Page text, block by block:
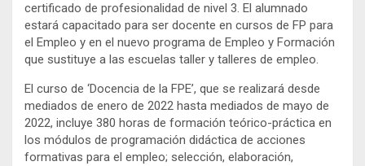
certificado de profesionalidad de nivel 3. El alumnado
estará capacitado para ser docente en cursos de FP para
el Empleo y en el nuevo programa de Empleo y Formación
que sustituye a las escuelas taller y talleres de empleo.
El curso de ‘Docencia de la FPE’, que se realizará desde
mediados de enero de 2022 hasta mediados de mayo de
2022, incluye 380 horas de formación teórico-práctica en
los módulos de programación didáctica de acciones
formativas para el empleo; selección, elaboración,